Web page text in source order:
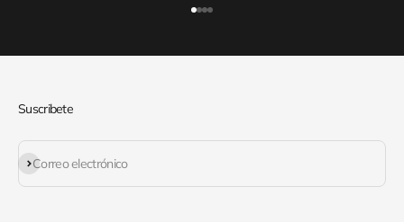
Suscribete
Correo electrónico
Suscribirse